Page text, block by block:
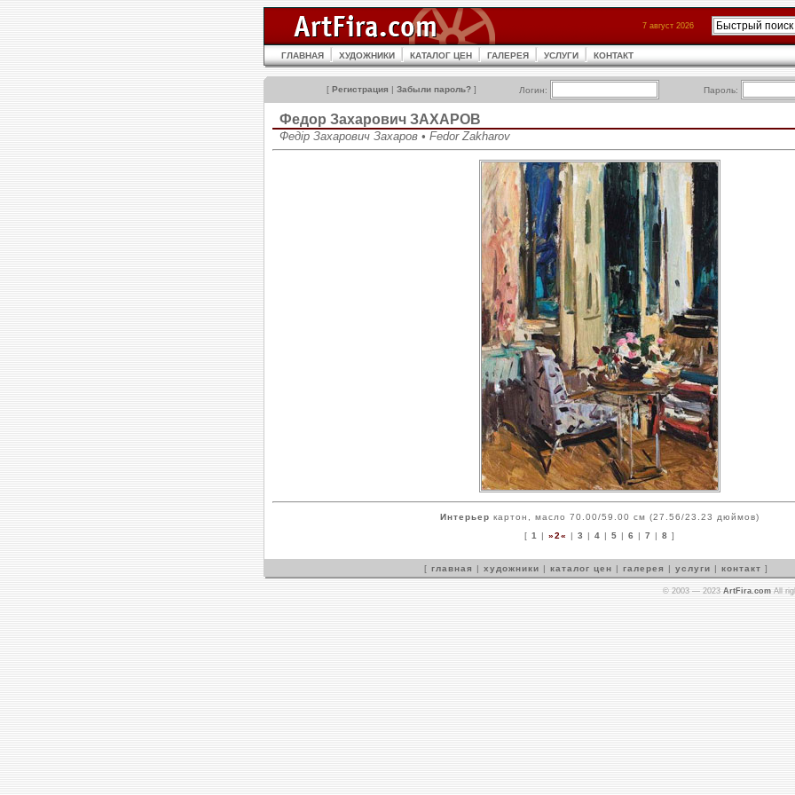
7 август 2026
ГЛАВНАЯ ХУДОЖНИКИ КАТАЛОГ ЦЕН ГАЛЕРЕЯ УСЛУГИ КОНТАКТ
[ Регистрация | Забыли пароль? ] Логин: Пароль:
Федор Захарович ЗАХАРОВ
Федір Захарович Захаров • Fedor Zakharov
Интерьер картон, масло 70.00/59.00 см (27.56/23.23 дюймов)
[ 1 | »2« | 3 | 4 | 5 | 6 | 7 | 8 ]
[ главная | художники | каталог цен | галерея | услуги | контакт ]
© 2003 — 2023 ArtFira.com All